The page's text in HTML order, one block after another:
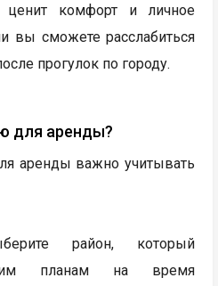
комфорт и личное
вы сможете расслабиться
прогулок по городу.
для аренды?
аренды важно учитывать
район, который
планам на время